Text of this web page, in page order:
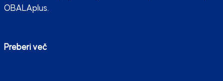
OBALAplus.
Preberi več